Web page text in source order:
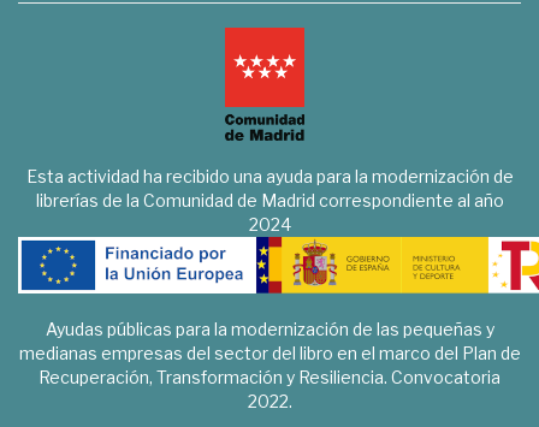
Esta actividad ha recibido una ayuda para la modernización de
librerías de la Comunidad de Madrid correspondiente al año
2024
Ayudas públicas para la modernización de las pequeñas y
medianas empresas del sector del libro en el marco del Plan de
Recuperación, Transformación y Resiliencia. Convocatoria
2022.